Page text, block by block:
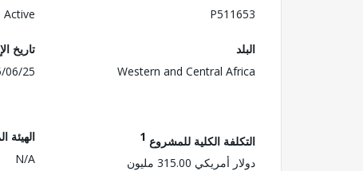
P511653
Active
البلد
Western and Central Africa
تاريخ
06/25
التكلفة الكلية للمشروع 1
دولار أمريكي 315.00 مليون
الهيئة
N/A